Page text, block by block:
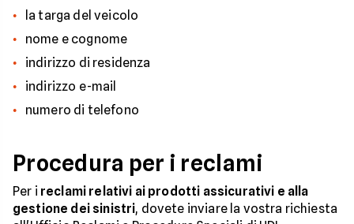
la targa del veicolo
nome e cognome
indirizzo di residenza
indirizzo e-mail
numero di telefono
Procedura per i reclami
Per i reclami relativi ai prodotti assicurativi e alla
gestione dei sinistri, dovete inviare la vostra richiesta